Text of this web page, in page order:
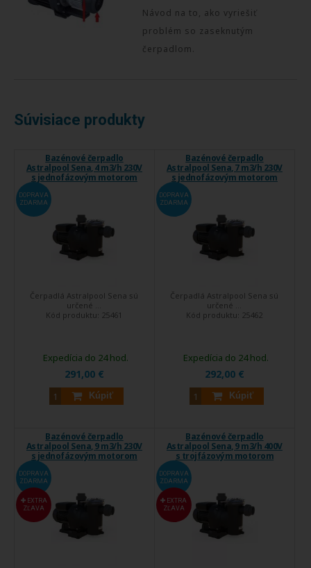
Návod na to, ako vyriešiť
problém so zaseknutým
čerpadlom.
Súvisiace produkty
Bazénové čerpadlo
Astralpool Sena, 4 m3/h 230V
s jednofázovým motorom
DOPRAVA
ZDARMA
Čerpadlá Astralpool Sena sú
určené ...
Kód produktu: 25461
291,00 €
Kúpiť
Expedícia do 24 hod.
Bazénové čerpadlo
Astralpool Sena, 7 m3/h 230V
s jednofázovým motorom
DOPRAVA
ZDARMA
Čerpadlá Astralpool Sena sú
určené ...
Kód produktu: 25462
292,00 €
Kúpiť
Expedícia do 24 hod.
Bazénové čerpadlo
Astralpool Sena, 9 m3/h 230V
s jednofázovým motorom
DOPRAVA
ZDARMA
EXTRA
ZĽAVA
Bazénové čerpadlo
Astralpool Sena, 9 m3/h 400V
s trojfázovým motorom
DOPRAVA
ZDARMA
EXTRA
ZĽAVA